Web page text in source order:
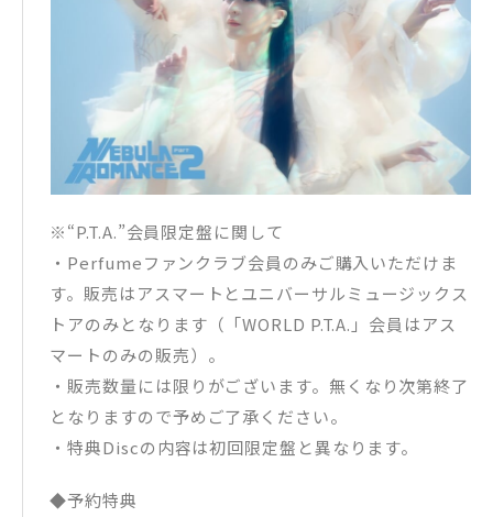
※“P.T.A.”会員限定盤に関して
・Perfumeファンクラブ会員のみご購入いただけま
す。販売はアスマートとユニバーサルミュージックス
トアのみとなります（「WORLD P.T.A.」会員はアス
マートのみの販売）。
・販売数量には限りがございます。無くなり次第終了
となりますので予めご了承ください。
・特典Discの内容は初回限定盤と異なります。
◆予約特典